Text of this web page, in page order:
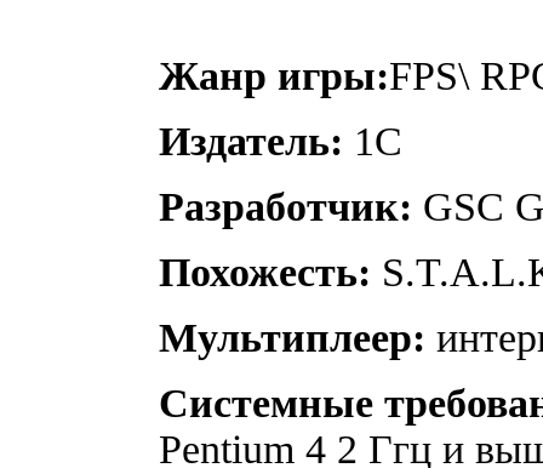
Жанр игры:FPS\
Издатель: 1C
Разработчик: GSC
Похожесть:
Мультиплеер:
Системные
Pentium 4 2 Ггц и